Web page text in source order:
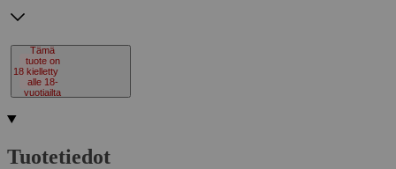
18
Tämä
tuote on
kielletty
alle 18-
vuotiailta
Tuotetiedot